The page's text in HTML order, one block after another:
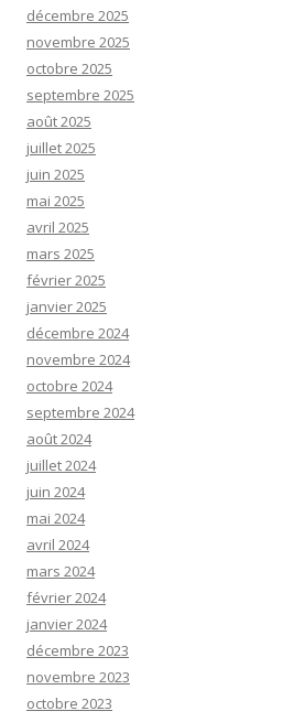
décembre 2025
novembre 2025
octobre 2025
septembre 2025
août 2025
juillet 2025
juin 2025
mai 2025
avril 2025
mars 2025
février 2025
janvier 2025
décembre 2024
novembre 2024
octobre 2024
septembre 2024
août 2024
juillet 2024
juin 2024
mai 2024
avril 2024
mars 2024
février 2024
janvier 2024
décembre 2023
novembre 2023
octobre 2023